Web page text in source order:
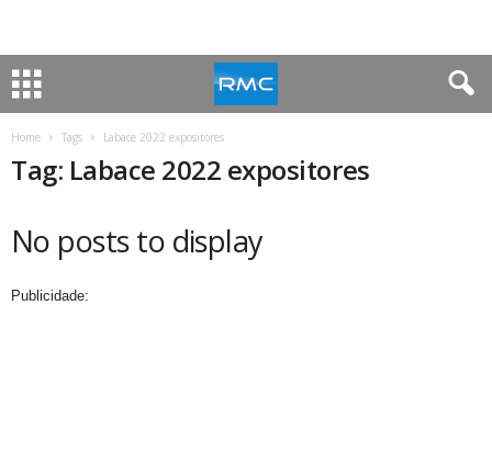
Home Tags Labace 2022 expositores
Tag: Labace 2022 expositores
No posts to display
Publicidade: